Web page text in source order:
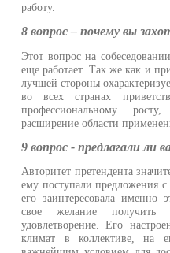
работу.
8 вопрос – почему вы
Этот вопрос на
еще работает. Так же как и
лучшей стороны
во всех странах
профессиональному
расширение области
9 вопрос - предлагали ли
Авторитет претендента
ему поступали предложения
его заинтересовала
свое желание получить
удовлетворение. Его
климат в коллективе, на